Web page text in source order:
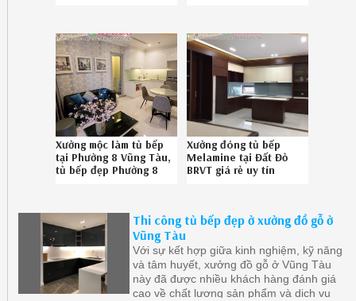
Xưởng mộc làm tủ bếp
tại Phường 8 Vũng Tàu,
tủ bếp đẹp Phường 8
Xưởng đóng tủ bếp
Melamine tại Đất Đỏ
BRVT giá rẻ uy tín
Thi công tủ bếp đẹp ở xưởng đồ gỗ ở
Vũng Tàu
Với sự kết hợp giữa kinh nghiệm, kỹ năng
và tâm huyết, xưởng đồ gỗ ở Vũng Tàu
này đã được nhiều khách hàng đánh giá
cao về chất lượng sản phẩm và dịch vụ